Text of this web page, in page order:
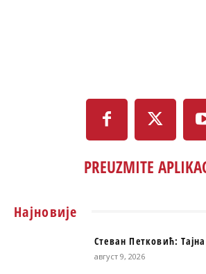
PREUZMITE
Најновије
Стеван Петковић:
август 9, 2026